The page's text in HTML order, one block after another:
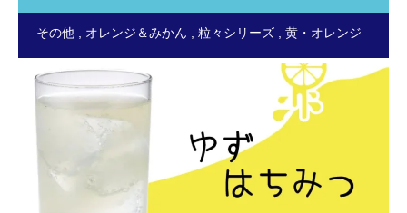
その他 オレンジ＆みかん 粒々シリーズ 黄・オレンジ
色